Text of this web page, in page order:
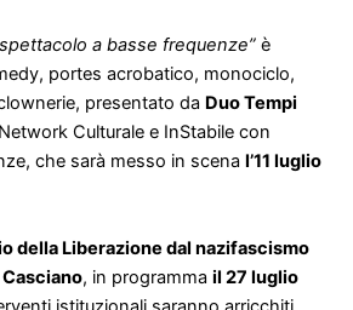
a basse frequenze” è
portes acrobatico, monociclo,
presentato da Duo Tempi
Culturale e InStabile con
che sarà messo in scena l’11 luglio
della Liberazione dal nazifascismo
, in programma il 27 luglio